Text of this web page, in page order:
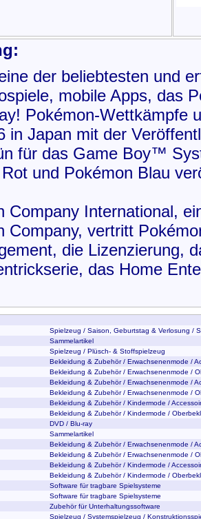
der beliebtesten und
mobile Apps, das
Pokémon-Wettkämpfe
in Japan mit der
für das Game Boy™
und Pokémon Blau
Company International,
Company, vertritt
die Lizenzierung,
das Home
Spielzeug / Saison, Geburtstag & Verlosung /
Sammelartikel
Spielzeug / Plüsch- & Stoffspielzeug
Bekleidung & Zubehör / Erwachsenenmode /
Bekleidung & Zubehör / Erwachsenenmode /
Bekleidung & Zubehör / Erwachsenenmode /
Bekleidung & Zubehör / Erwachsenenmode /
Bekleidung & Zubehör / Kindermode /
Bekleidung & Zubehör / Kindermode /
DVD / Blu-ray
Sammelartikel
Bekleidung & Zubehör / Erwachsenenmode /
Bekleidung & Zubehör / Erwachsenenmode /
Bekleidung & Zubehör / Kindermode /
Bekleidung & Zubehör / Kindermode /
Software für tragbare Spielsysteme
Software für tragbare Spielsysteme
Zubehör für Unterhaltungssoftware
Spielzeug / Systemspielzeug /